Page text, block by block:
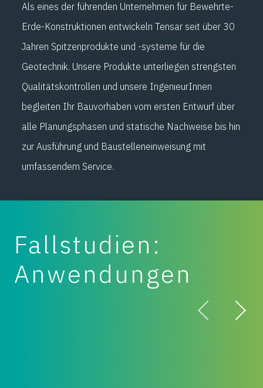
Als eines der führenden Unternehmen für Bewehrte-
Erde-Konstruktionen entwickeln Tensar seit über 30
Jahren Spitzenprodukte und -systeme für die
Geotechnik. Unsere Produkte unterliegen strengsten
Qualitätskontrollen und unsere IngenieurInnen
begleiten Ihr Bauvorhaben vom ersten Entwurf über
alle Planungsphasen und statische Nachweise bis hin
zur Ausführung und Baustelleneinweisung mit
umfassendem Service.
Fallstudien:
Anwendungen